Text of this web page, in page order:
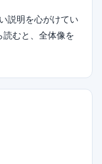
説明を心がけてい
読むと、全体像を